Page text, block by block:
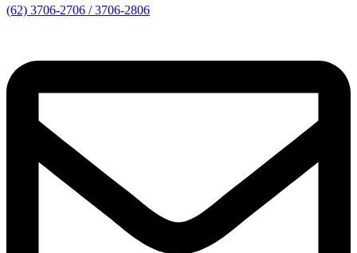
(62) 3706-2706 / 3706-2806